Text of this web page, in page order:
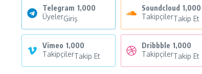
Telegram 1,000
ÜyelerGiriş
Soundcloud 1,000
TakipçilerTakip Et
Vimeo 1,000
TakipçilerTakip Et
Dribbble 1,000
TakipçilerTakip Et